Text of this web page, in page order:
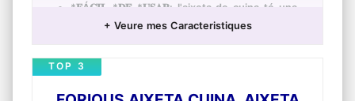
*𝐅Á𝐂𝐈𝐋 *𝐃𝐄 *𝐔𝐒𝐀𝐑: l'aixeta de cuina té una
canella altura de 260 mm i pot girar 360°,
amb un gran radi d'acció tant en sentit
*𝐃𝐈𝐒𝐄Ñ𝐎 *𝐌𝐄𝐉𝐎𝐑𝐀𝐃𝐎: Equipat amb un
gran quantitat d'aigua burbujeante per a
+ Veure mes Caracteristiques
TOP 3